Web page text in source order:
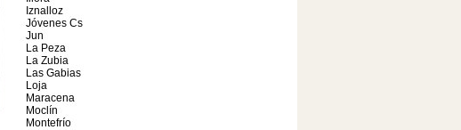
Iznalloz
Jóvenes Cs
Jun
La Peza
La Zubia
Las Gabias
Loja
Maracena
Moclín
Montefrío